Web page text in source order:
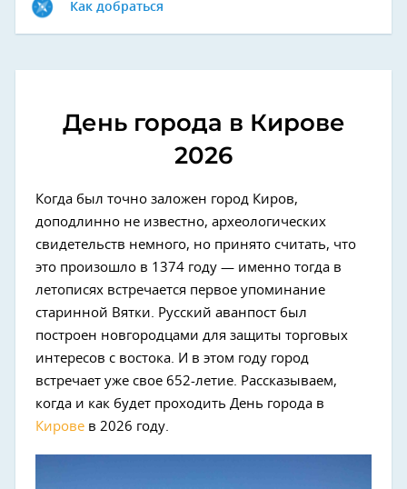
Как добраться
День города в Кирове
2026
Когда был точно заложен город Киров,
доподлинно не известно, археологических
свидетельств немного, но принято считать, что
это произошло в 1374 году — именно тогда в
летописях встречается первое упоминание
старинной Вятки. Русский аванпост был
построен новгородцами для защиты торговых
интересов с востока. И в этом году город
встречает уже свое 652-летие. Рассказываем,
когда и как будет проходить День города в
Кирове в 2026 году.